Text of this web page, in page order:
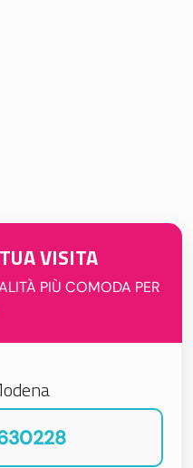
VISITA
PIÙ COMODA PER